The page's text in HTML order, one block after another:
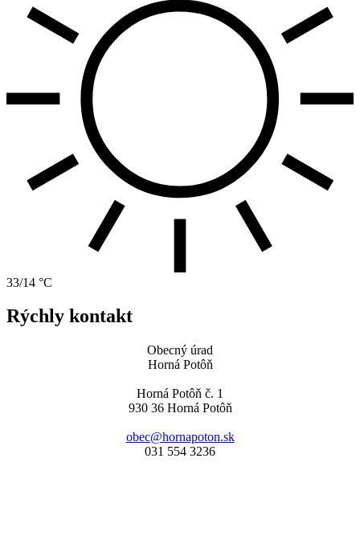
33/14 °C
Rýchly kontakt
Obecný úrad
Horná Potôň
Horná Potôň č. 1
930 36 Horná Potôň
obec@hornapoton.sk
031 554 3236